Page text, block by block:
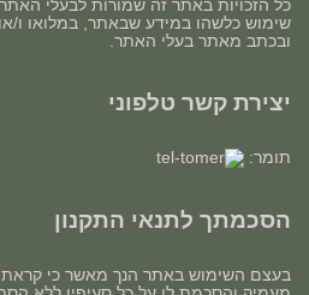
כל הזכויות באתר זה שמורות לבעלי
שימוש כלשהו במידע שבאתר, במלואו ו/
ובכתב מאתר בעלי האתר.
יצירת קשר טלפוני
תומר:
הסכמתך לתנאי התקנון
בעצם השימוש באתר הנך מאשר כי קראת